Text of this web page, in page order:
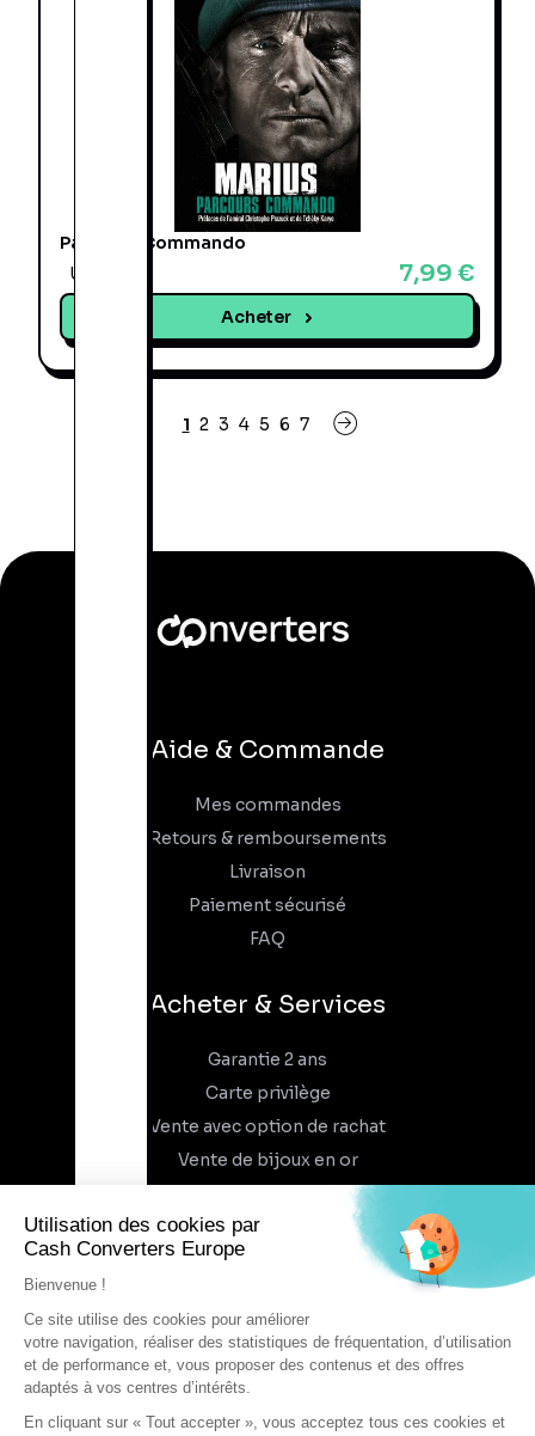
Parcours Commando
Une offre
7,99 €
Acheter
1 2 3 4 5 6 7
Aide & Commande
Mes commandes
Retours & remboursements
Livraison
Paiement sécurisé
FAQ
Acheter & Services
Garantie 2 ans
Carte privilège
Vente avec option de rachat
Vente de bijoux en or
À propos
Recrutement
Trouvez un magasin